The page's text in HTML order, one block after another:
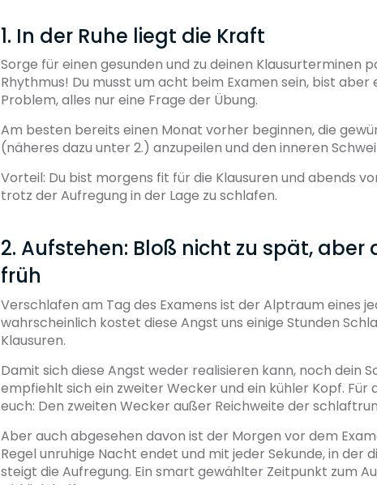
1. In der Ruhe liegt die Kraft
Sorge für einen gesunden und zu deinen Klausurterminen
Rhythmus! Du musst um acht beim Examen sein, bist aber
Problem, alles nur eine Frage der Übung.
Am besten bereits einen Monat vorher beginnen, die
(näheres dazu unter 2.) anzupeilen und den inneren
Vorteil: Du bist morgens fit für die Klausuren und abends
trotz der Aufregung in der Lage zu schlafen.
2. Aufstehen: Bloß nicht zu spät, aber
früh
Verschlafen am Tag des Examens ist der Alptraum eines
wahrscheinlich kostet diese Angst uns einige Stunden
Klausuren.
Damit sich diese Angst weder realisieren kann, noch dein
empfiehlt sich ein zweiter Wecker und ein kühler Kopf. Für
euch: Den zweiten Wecker außer Reichweite der
Aber auch abgesehen davon ist der Morgen vor dem
Regel unruhige Nacht endet und mit jeder Sekunde, in der
steigt die Aufregung. Ein smart gewählter Zeitpunkt zum